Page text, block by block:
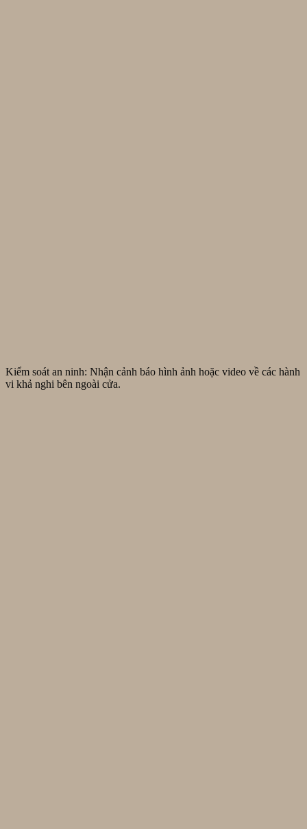
Kiểm soát an ninh: Nhận cảnh báo hình ảnh hoặc video về các hành
vi khả nghi bên ngoài cửa.